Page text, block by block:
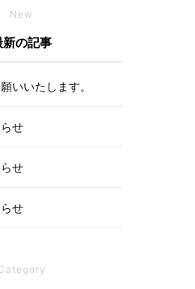
New
新の記事
いいたします。
せ
せ
せ